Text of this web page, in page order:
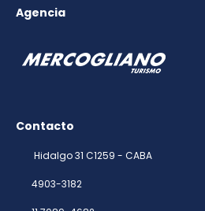
Agencia
Contacto
Hidalgo 31 C1259 - CABA
4903-3182